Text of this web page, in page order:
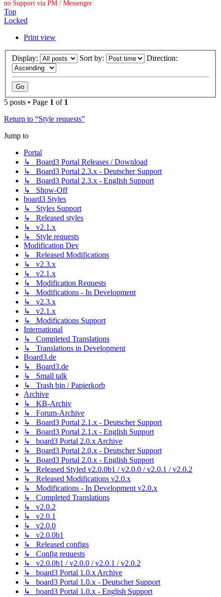
no Support via PM / Messenger
Top
Locked
Print view
Display: Sort by: Direction:
5 posts • Page 1 of 1
Return to “Style requests”
Jump to
Portal
↳ Board3 Portal Releases / Download
↳ Board3 Portal 2.3.x - Deutscher Support
↳ Board3 Portal 2.3.x - English Support
↳ Show-Off
board3 Styles
↳ Styles Support
↳ Released styles
↳ v2.1.x
↳ Style requests
Modification Dev
↳ Released Modifications
↳ v2.3.x
↳ v2.1.x
↳ Modification Requests
↳ Modifications - In Development
↳ v2.3.x
↳ v2.1.x
↳ Modifications Support
International
↳ Completed Translations
↳ Translations in Development
Board3.de
↳ Board3.de
↳ Small talk
↳ Trash bin / Papierkorb
Archive
↳ KB-Archiv
↳ Forum-Archive
↳ Board3 Portal 2.1.x - Deutscher Support
↳ Board3 Portal 2.1.x - English Support
↳ board3 Portal 2.0.x Archive
↳ Board3 Portal 2.0.x - Deutscher Support
↳ Board3 Portal 2.0.x - English Support
↳ Released Styled v2.0.0b1 / v2.0.0 / v2.0.1 / v2.0.2
↳ Released Modifications v2.0.x
↳ Modifications - In Development v2.0.x
↳ Completed Translations
↳ v2.0.2
↳ v2.0.1
↳ v2.0.0
↳ v2.0.0b1
↳ Released configs
↳ Config requests
↳ v2.0.0b1 / v2.0.0 / v2.0.1 / v2.0.2
↳ board3 Portal 1.0.x Archive
↳ board3 Portal 1.0.x - Deutscher Support
↳ board3 Portal 1.0.x - English Support